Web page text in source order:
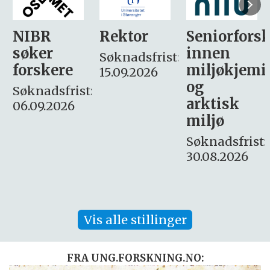
Rektor
Søknadsfrist:
15.09.2026
Seniorforsker
innen
miljøkjemi
søker
– fast
Søknadsfrist:
16. august.
Vis alle stillinger
FRA UNG.FORSKNING.NO: